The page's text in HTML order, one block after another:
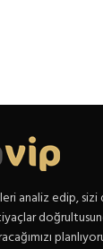
analiz edip, sizi